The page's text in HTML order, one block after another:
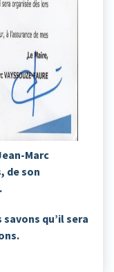
Marc
de son
qu’il sera